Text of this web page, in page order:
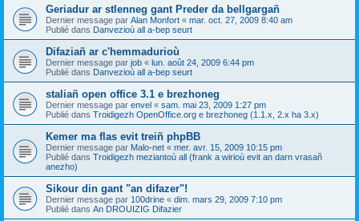
Geriadur ar stlenneg gant Preder da bellgargañ
Dernier message par Alan Monfort « mar. oct. 27, 2009 8:40 am
Publié dans Danvezioù all a-bep seurt
Difaziañ ar c'hemmadurioù
Dernier message par job « lun. août 24, 2009 6:44 pm
Publié dans Danvezioù all a-bep seurt
staliañ open office 3.1 e brezhoneg
Dernier message par envel « sam. mai 23, 2009 1:27 pm
Publié dans Troidigezh OpenOffice.org e brezhoneg (1.1.x, 2.x ha 3.x)
Kemer ma flas evit treiñ phpBB
Dernier message par Malo-net « mer. avr. 15, 2009 10:15 pm
Publié dans Troidigezh meziantoù all (frank a wirioù evit an darn vrasañ
anezho)
Sikour din gant "an difazer"!
Dernier message par 100drine « dim. mars 29, 2009 7:10 pm
Publié dans An DROUIZIG Difazier